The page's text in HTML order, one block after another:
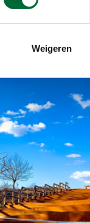
Weigeren